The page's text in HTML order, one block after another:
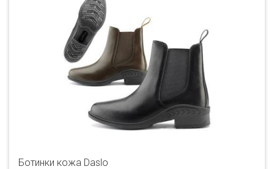
Ботинки кожа Daslo